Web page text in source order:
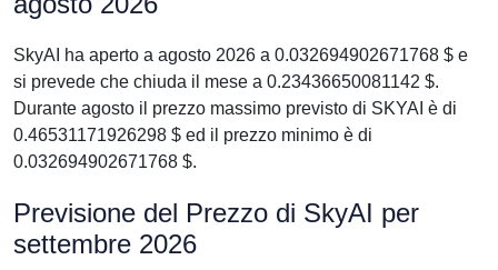
SkyAI ha aperto a agosto 2026 a 0.032694902671768 $ e
si prevede che chiuda il mese a 0.23436650081142 $.
Durante agosto il prezzo massimo previsto di SKYAI è di
0.46531171926298 $ ed il prezzo minimo è di
0.032694902671768 $.
Previsione del Prezzo di SkyAI per
settembre 2026